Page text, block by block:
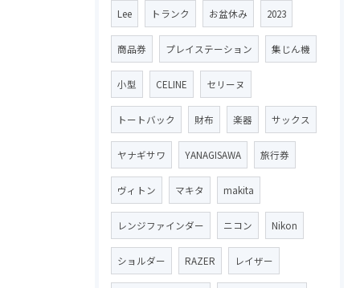
Lee トランク お盆休み 2023
商品券 プレイステーション 集じん機
小型 CELINE セリーヌ
トートバック 財布 楽器 サックス
ヤナギサワ YANAGISAWA 旅行券
ヴィトン マキタ makita
レンジファインダー ニコン Nikon
ショルダー RAZER レイザー